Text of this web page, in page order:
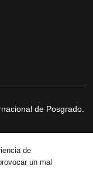
de Posgrado.
de
un mal